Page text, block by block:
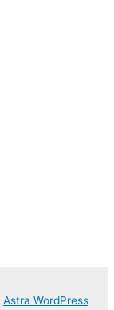
Astra WordPress